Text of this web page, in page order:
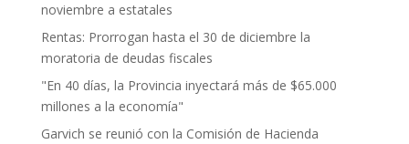
noviembre a estatales
Rentas: Prorrogan hasta el 30 de diciembre la
moratoria de deudas fiscales
"En 40 días, la Provincia inyectará más de $65.000
millones a la economía"
Garvich se reunió con la Comisión de Hacienda